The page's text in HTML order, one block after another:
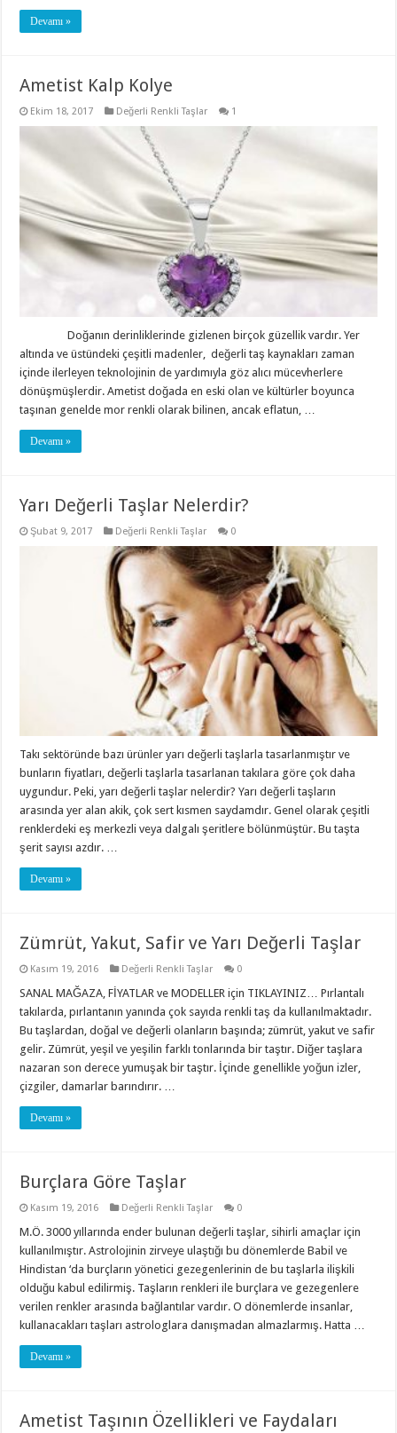
Devamı »
Ametist Kalp Kolye
Ekim 18, 2017 Değerli Renkli Taşlar 1
Doğanın derinliklerinde gizlenen birçok güzellik vardır. Yer
altında ve üstündeki çeşitli madenler, değerli taş kaynakları zaman
içinde ilerleyen teknolojinin de yardımıyla göz alıcı mücevherlere
dönüşmüşlerdir. Ametist doğada en eski olan ve kültürler boyunca
taşınan genelde mor renkli olarak bilinen, ancak eflatun, …
Devamı »
Yarı Değerli Taşlar Nelerdir?
Şubat 9, 2017 Değerli Renkli Taşlar 0
Takı sektöründe bazı ürünler yarı değerli taşlarla tasarlanmıştır ve
bunların fiyatları, değerli taşlarla tasarlanan takılara göre çok daha
uygundur. Peki, yarı değerli taşlar nelerdir? Yarı değerli taşların
arasında yer alan akik, çok sert kısmen saydamdır. Genel olarak çeşitli
renklerdeki eş merkezli veya dalgalı şeritlere bölünmüştür. Bu taşta
şerit sayısı azdır. …
Devamı »
Zümrüt, Yakut, Safir ve Yarı Değerli Taşlar
Kasım 19, 2016 Değerli Renkli Taşlar 0
SANAL MAĞAZA, FİYATLAR ve MODELLER için TIKLAYINIZ… Pırlantalı
takılarda, pırlantanın yanında çok sayıda renkli taş da kullanılmaktadır.
Bu taşlardan, doğal ve değerli olanların başında; zümrüt, yakut ve safir
gelir. Zümrüt, yeşil ve yeşilin farklı tonlarında bir taştır. Diğer taşlara
nazaran son derece yumuşak bir taştır. İçinde genellikle yoğun izler,
çizgiler, damarlar barındırır. …
Devamı »
Burçlara Göre Taşlar
Kasım 19, 2016 Değerli Renkli Taşlar 0
M.Ö. 3000 yıllarında ender bulunan değerli taşlar, sihirli amaçlar için
kullanılmıştır. Astrolojinin zirveye ulaştığı bu dönemlerde Babil ve
Hindistan ‘da burçların yönetici gezegenlerinin de bu taşlarla ilişkili
olduğu kabul edilirmiş. Taşların renkleri ile burçlara ve gezegenlere
verilen renkler arasında bağlantılar vardır. O dönemlerde insanlar,
kullanacakları taşları astrologlara danışmadan almazlarmış. Hatta …
Devamı »
Ametist Taşının Özellikleri ve Faydaları